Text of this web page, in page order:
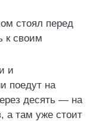
стоял перед
к своим
и
поедут на
десять — на
а там уже стоит